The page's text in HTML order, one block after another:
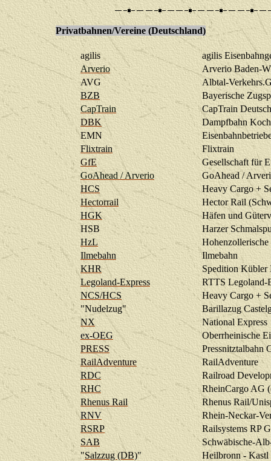
Privatbahnen/Vereine (Deutschland)
agilis
agilis
Arverio
Arverio Baden-
AVG
Albtal-
BZB
Bayerische
CapTrain
CapTrain
DBK
Dampfbahn
EMN
Flixtrain
Flixtrain
GfE
Gesellschaft für
GoAhead / Arverio
GoAhead /
HCS
Heavy Cargo +
Hectorrail
Hector Rail
HGK
Häfen und
HSB
Harzer
HzL
Ilmebahn
Ilmebahn
KHR
Spedition Kübler
Legoland-Express
RTTS Legoland-
NCS/HCS
Heavy Cargo +
"Nudelzug"
Barillazug
NX
National Express
ex-OEG
Oberrheinische
PRESS
Pressnitztalbahn
RailAdventure
RailAdventure
RDC
Railroad
RHC
RheinCargo AG
Rhenus Rail
Rhenus Rail/
RNV
Rhein-Neckar-
RSRP
Railsystems RP
SAB
Schwäbische-
"Salzzug (DB)"
Heilbronn - Kastl